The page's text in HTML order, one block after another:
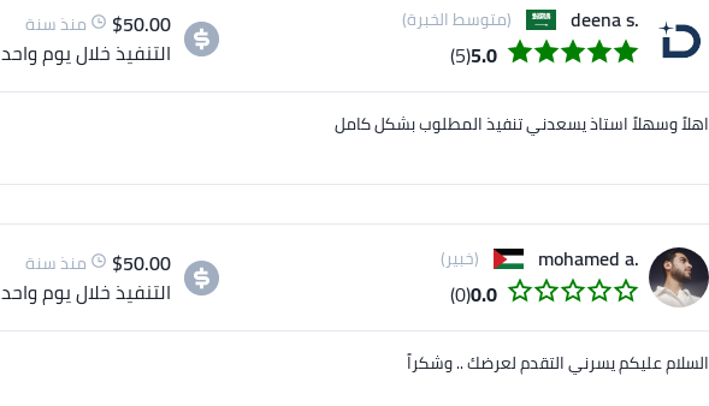
.deena s (متوسط الخبرة)
5.0
(5)
$50.00 منذ سنة
التنفيذخلال يوم واحد
اهلاً وسهلاً استاذ يسعدني تنفيذ المطلوب بشكل كامل
.mohamed a (خبير)
0.0
(0)
$50.00 منذ سنة
التنفيذخلال يوم واحد
السلام عليكم يسرني التقدم لعرضك .. وشكراً